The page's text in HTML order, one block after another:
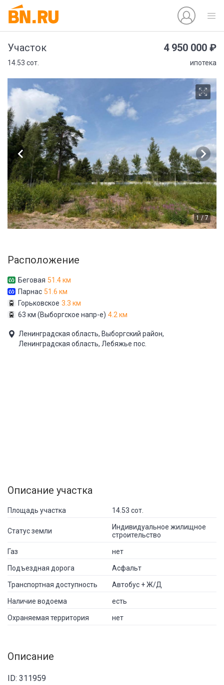
Участок 4 950 000 ₽
14.53 сот. ипотека
1 / 7
Расположение
Беговая 51.4 км
Парнас 51.6 км
Горьковское 3.3 км
63 км (Выборгское напр-е) 4.2 км
Ленинградская область, Выборгский район,
Ленинградская область, Лебяжье пос.
Описание участка
Площадь участка 14.53 сот.
Статус земли
Индивидуальное жилищное
строительство
Газ нет
Подъездная дорога Асфальт
Транспортная доступность Автобус + Ж/Д
Наличие водоема есть
Охраняемая территория нет
Описание
ID: 311959